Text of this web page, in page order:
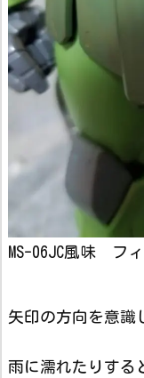
MS-06JC風味 フ
矢印の方向を意識
雨に濡れたりする